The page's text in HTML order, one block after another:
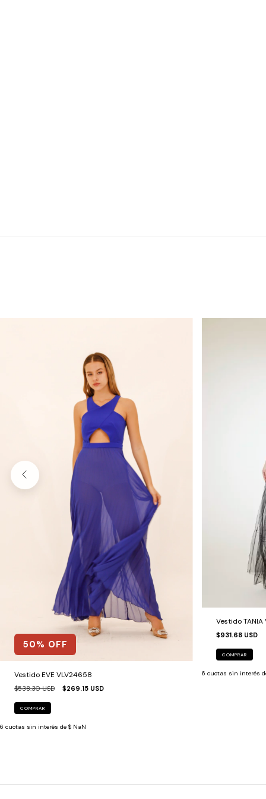
50% OFF
Vestido EVE VLV24658
$538.30 USD $269.15 USD
COMPRAR
6 cuotas sin interés de $ NaN
Vestido
$931.68 USD
COMPRAR
6 cuotas sin interés